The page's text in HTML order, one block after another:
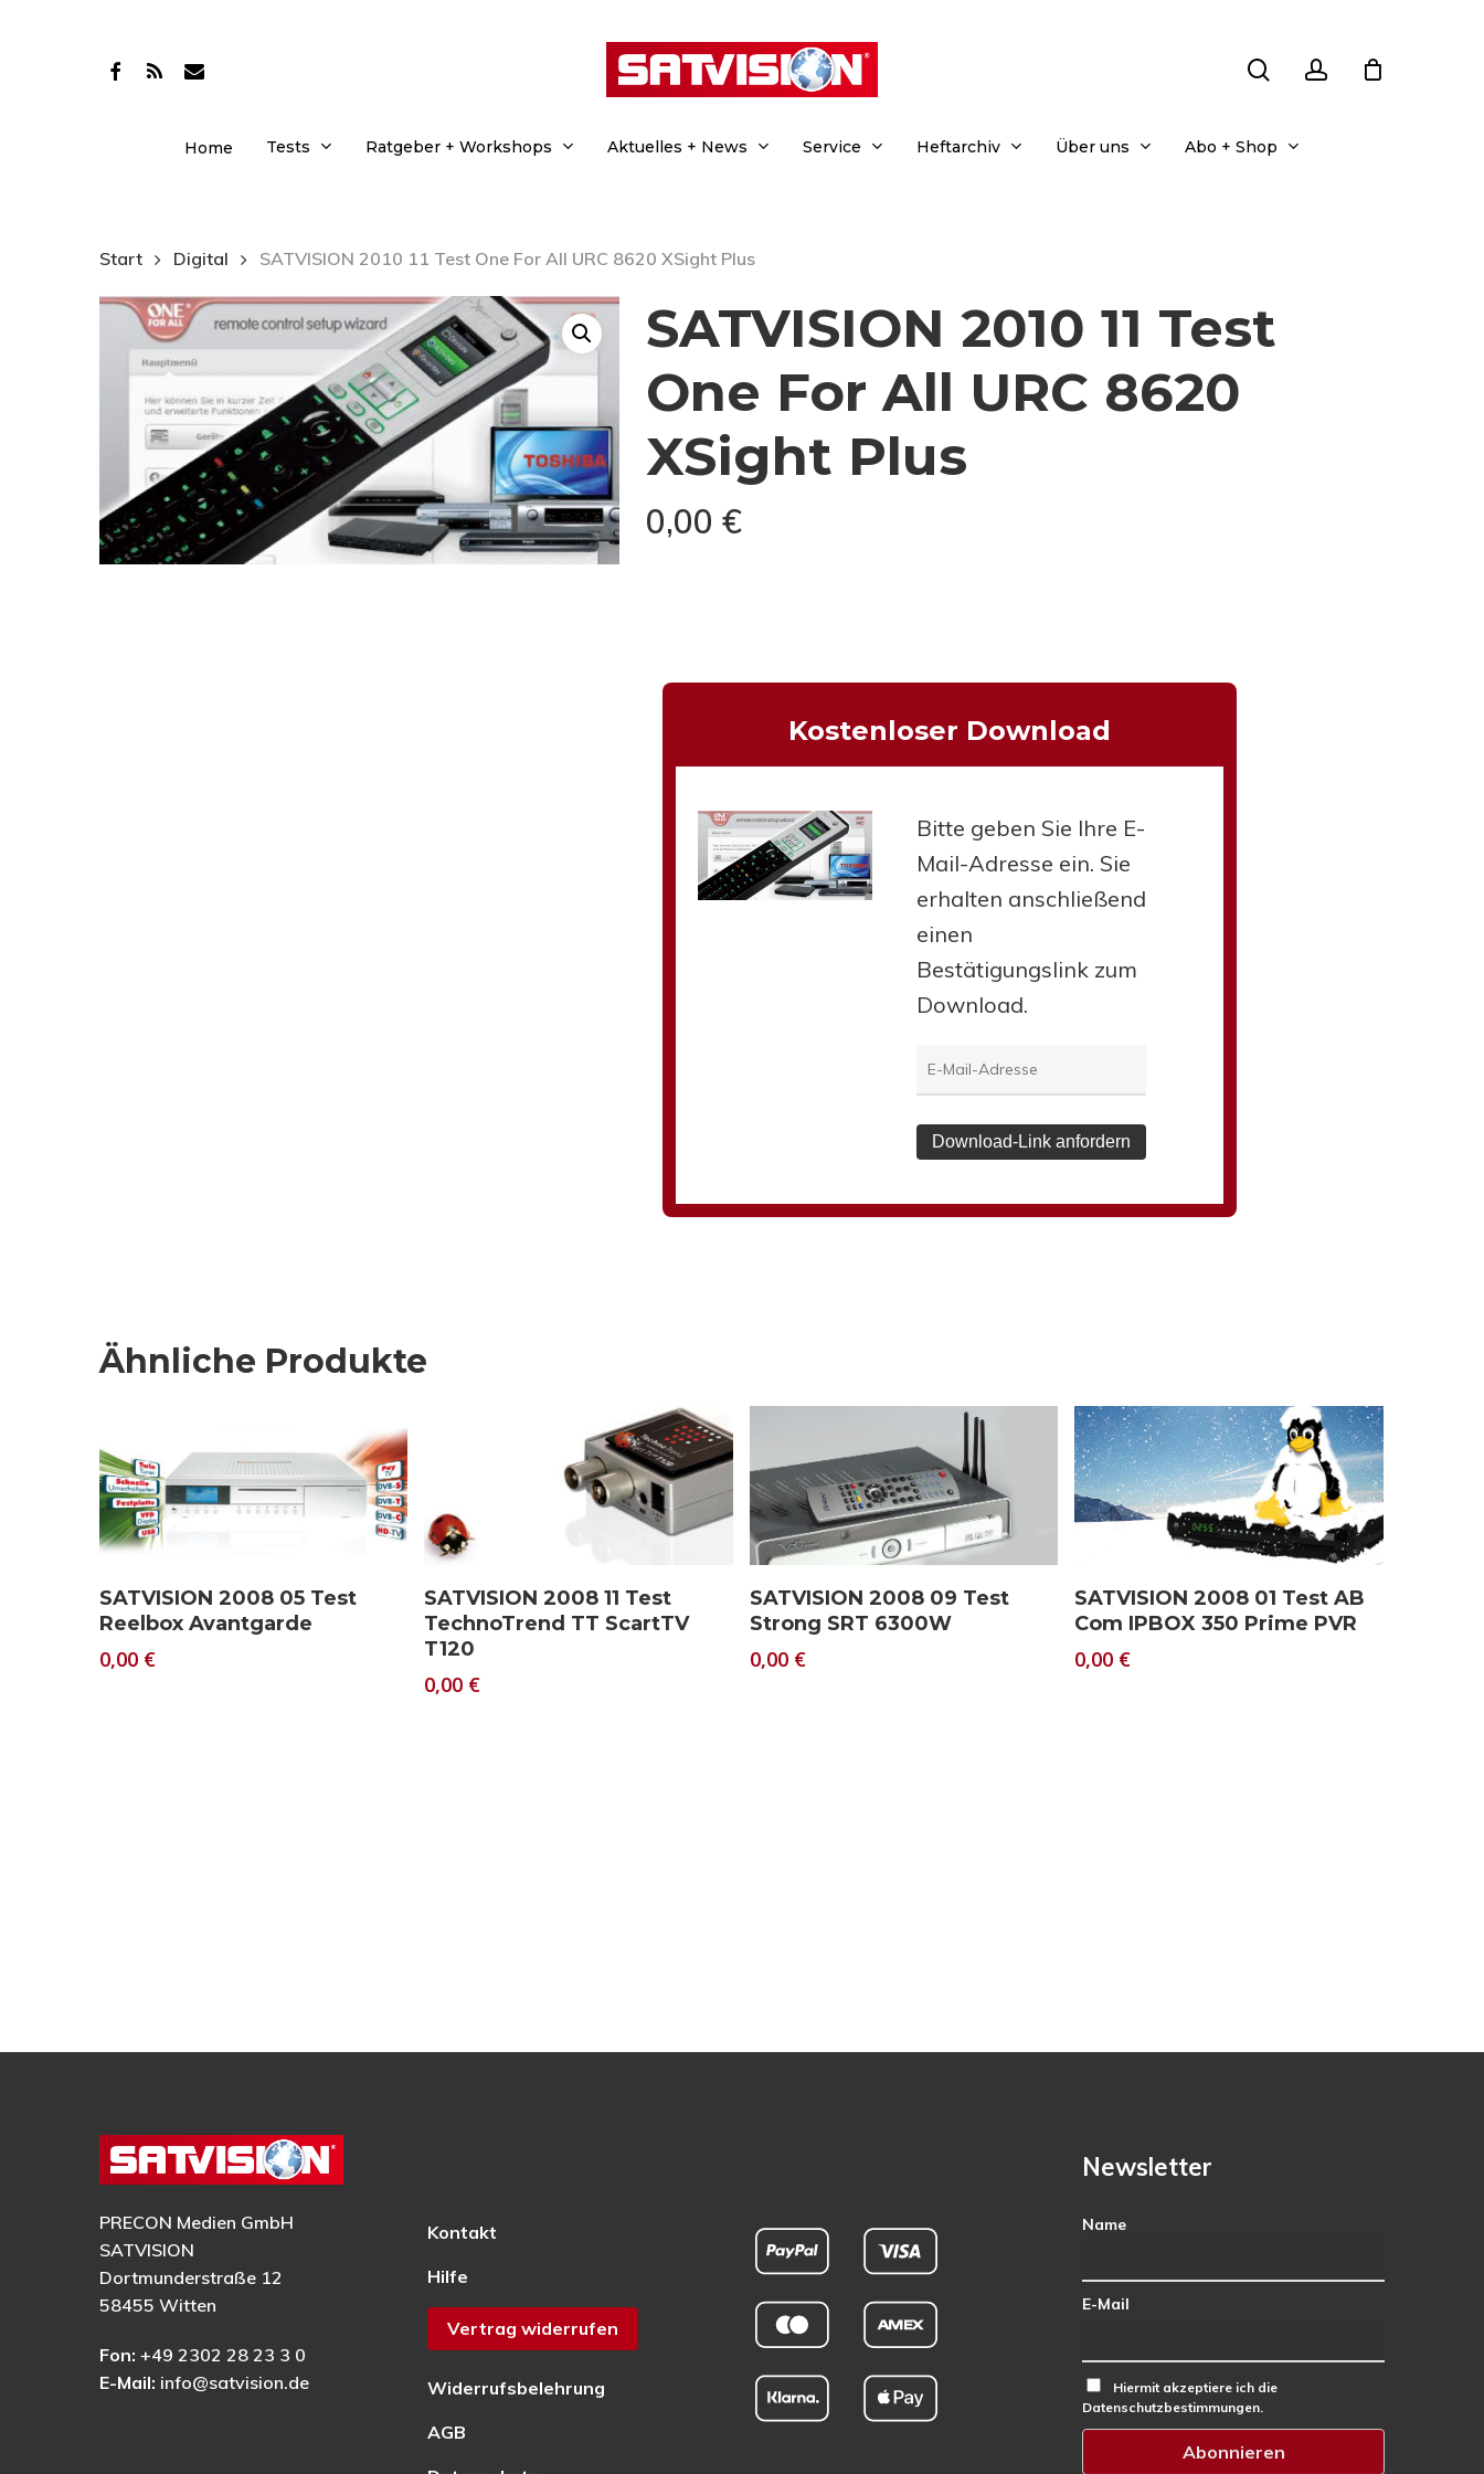
Drücken Sie Enter zum Suchen oder ESC zum Schließen.
facebook
RSS email
Home Tests Ratgeber + Workshops Aktuelles + News Service Heftarchiv Über uns Abo + Shop
Start Digital SATVISION 2010 11 Test One For All URC 8620 XSight Plus
SATVISION 2010 11 Test
One For All URC 8620
XSight Plus
0,00 €
Kostenloser Download
Bitte geben Sie Ihre E-
Mail-Adresse ein. Sie
erhalten anschließend
einen
Bestätigungslink zum
Download.
Download-Link anfordern
Ähnliche Produkte
Download
SATVISION 2008 05 Test
Reelbox Avantgarde
0,00 €
Download
SATVISION 2008 11 Test
TechnoTrend TT ScartTV
T120
0,00 €
Download
SATVISION 2008 09 Test
Strong SRT 6300W
0,00 €
Download
SATVISION 2008 01 Test AB
Com IPBOX 350 Prime PVR
0,00 €
PRECON Medien GmbH
SATVISION
Dortmunderstraße 12
58455 Witten
Fon: +49 2302 28 23 3 0
E-Mail: info@satvision.de
Kontakt
Hilfe
Vertrag widerrufen
Widerrufsbelehrung
AGB
Newsletter
Name
E-Mail
Hiermit akzeptiere ich die
Datenschutzbestimmungen.